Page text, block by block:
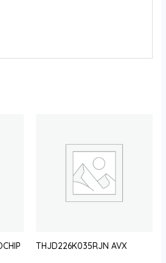
THJD226K035RJN AVX